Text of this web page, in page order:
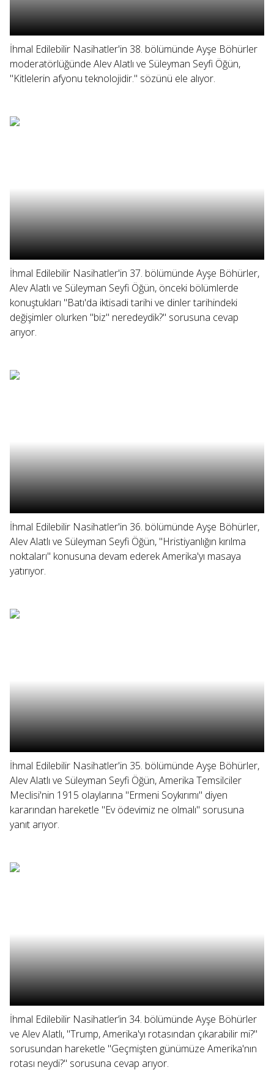
İhmal Edilebilir Nasihatler'in 38. bölümünde Ayşe Böhürler
moderatörlüğünde Alev Alatlı ve Süleyman Seyfi Öğün,
"Kitlelerin afyonu teknolojidir." sözünü ele alıyor.
İhmal Edilebilir Nasihatler'in 37. bölümünde Ayşe Böhürler,
Alev Alatlı ve Süleyman Seyfi Öğün, önceki bölümlerde
konuştukları "Batı'da iktisadi tarihi ve dinler tarihindeki
değişimler olurken "biz" neredeydik?" sorusuna cevap
arıyor.
İhmal Edilebilir Nasihatler'in 36. bölümünde Ayşe Böhürler,
Alev Alatlı ve Süleyman Seyfi Öğün, "Hristiyanlığın kırılma
noktaları" konusuna devam ederek Amerika'yı masaya
yatırıyor.
İhmal Edilebilir Nasihatler'in 35. bölümünde Ayşe Böhürler,
Alev Alatlı ve Süleyman Seyfi Öğün, Amerika Temsilciler
Meclisi'nin 1915 olaylarına "Ermeni Soykırımı" diyen
kararından hareketle "Ev ödevimiz ne olmalı" sorusuna
yanıt arıyor.
İhmal Edilebilir Nasihatler’in 34. bölümünde Ayşe Böhürler
ve Alev Alatlı, "Trump, Amerika'yı rotasından çıkarabilir mi?"
sorusundan hareketle "Geçmişten günümüze Amerika'nın
rotası neydi?" sorusuna cevap arıyor.